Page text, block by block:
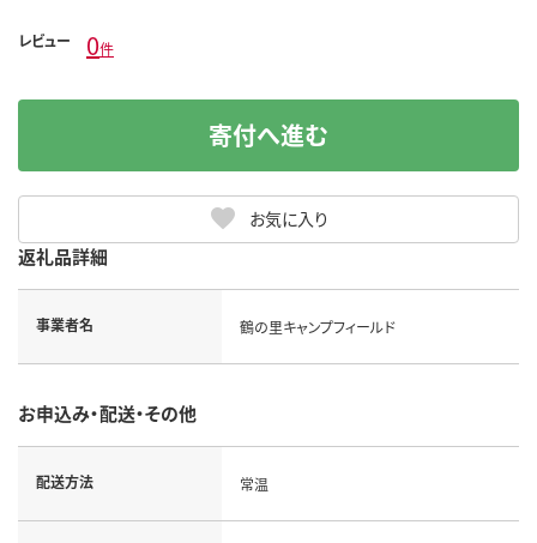
レビュー 0件
お気に入り
寄付へ進む
返礼品詳細
事業者名 鶴の里キャンプフィールド
お申込み・配送・その他
配送方法 常温